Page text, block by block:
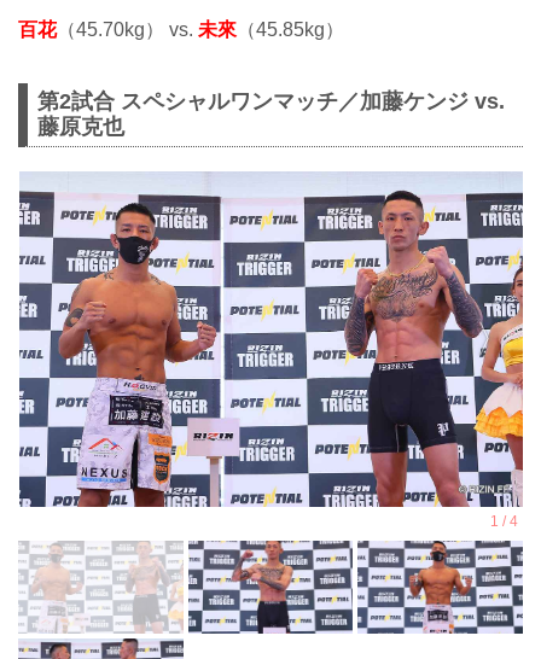
百花（45.70kg） vs. 未來 （45.85kg）
第2試合 スペシャルワンマッチ／加藤ケンジ vs.
藤原克也